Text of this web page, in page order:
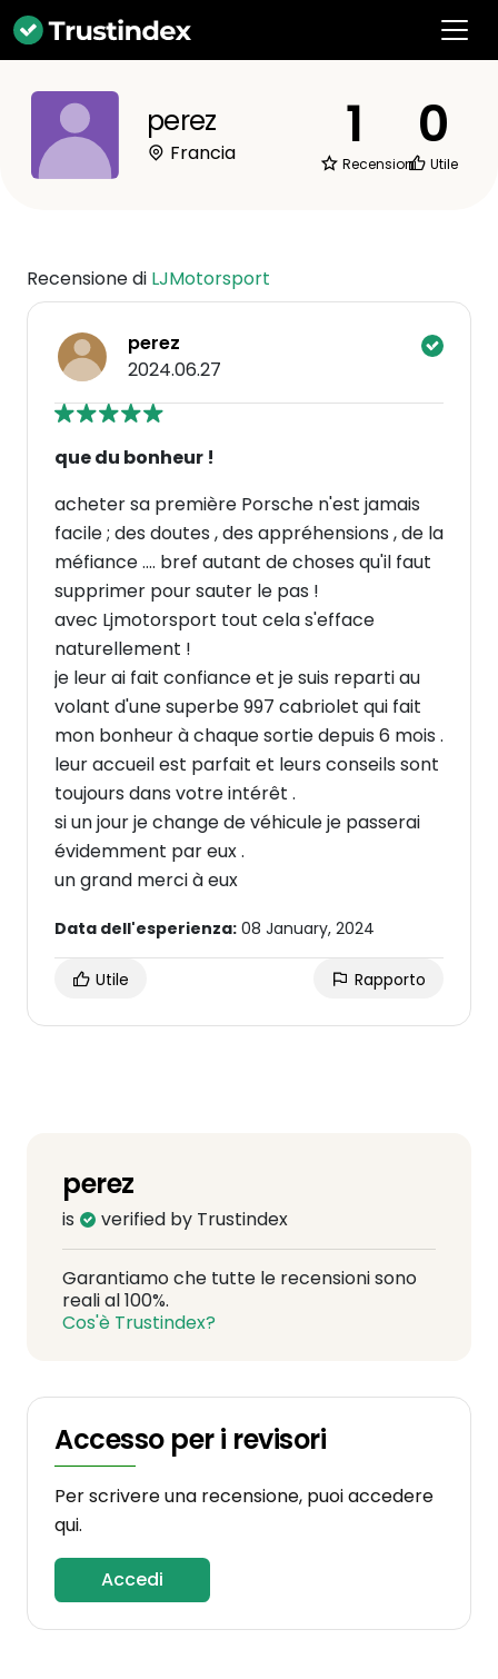
perez
Francia 1
Recensioni
0
Utile
Recensione di LJMotorsport
perez
2024.06.27
que du bonheur !
acheter sa première Porsche n'est jamais
facile ; des doutes , des appréhensions , de la
méfiance .... bref autant de choses qu'il faut
supprimer pour sauter le pas !
avec Ljmotorsport tout cela s'efface
naturellement !
je leur ai fait confiance et je suis reparti au
volant d'une superbe 997 cabriolet qui fait
mon bonheur à chaque sortie depuis 6 mois .
leur accueil est parfait et leurs conseils sont
toujours dans votre intérêt .
si un jour je change de véhicule je passerai
évidemment par eux .
un grand merci à eux
Data dell'esperienza: 08 January, 2024
Utile Rapporto
perez
is verified by Trustindex
Garantiamo che tutte le recensioni sono
reali al 100%.
Cos'è Trustindex?
Accesso per i revisori
Per scrivere una recensione, puoi accedere
qui.
Accedi